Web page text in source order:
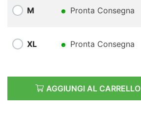
M Pronta Consegna
XL Pronta Consegna
AGGIUNGI AL CARRELLO